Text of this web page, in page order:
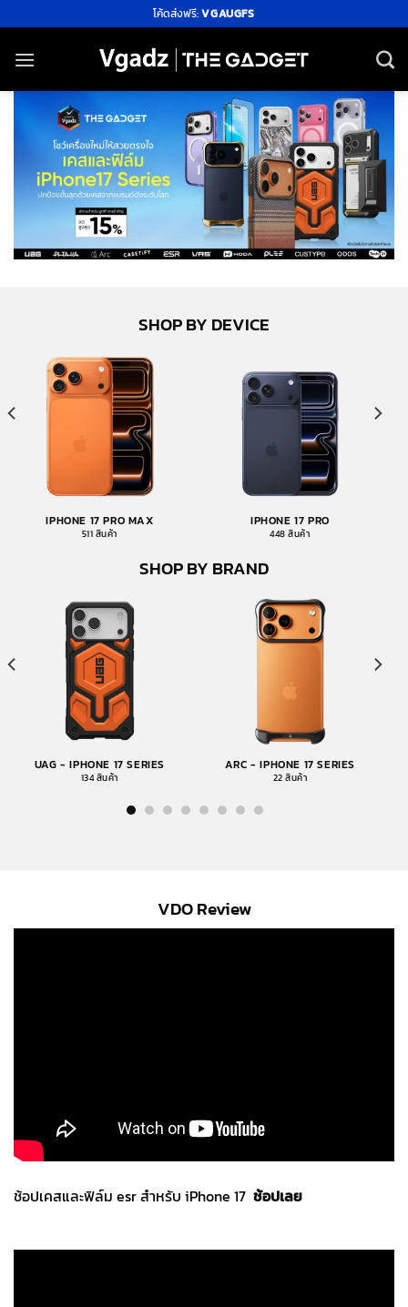
ไป
ยัง
โค้ดส่งฟรี:VGAUGFS
SHOP BY DEVICE
IPHONE 17 PRO MAX
511 สินค้า
IPHONE 17 PRO
448 สินค้า
SHOP BY BRAND
UAG - IPHONE 17 SERIES
134 สินค้า
ARC - IPHONE 17 SERIES
22 สินค้า
VDO Review
ช้อปเคสและฟิล์ม esr สำหรับ iPhone 17 ช้อปเลย